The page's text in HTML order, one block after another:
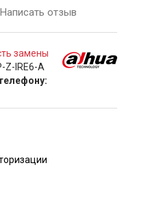
Написать отзыв
замены
Z-IRE6-A